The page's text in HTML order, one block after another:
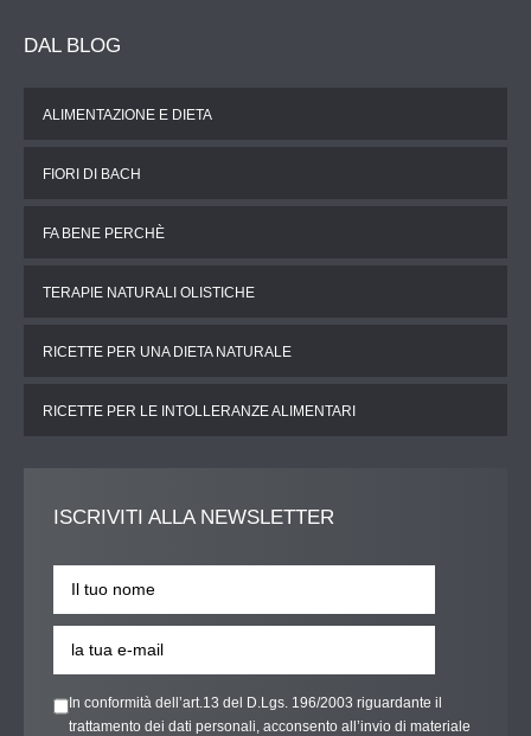
DAL BLOG
ALIMENTAZIONE E DIETA
FIORI DI BACH
FA BENE PERCHÈ
TERAPIE NATURALI OLISTICHE
RICETTE PER UNA DIETA NATURALE
RICETTE PER LE INTOLLERANZE ALIMENTARI
ISCRIVITI ALLA NEWSLETTER
In conformità dell’art.13 del D.Lgs. 196/2003 riguardante il
trattamento dei dati personali, acconsento all’invio di materiale